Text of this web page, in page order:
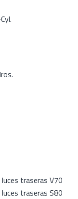
traseras V70
traseras S80